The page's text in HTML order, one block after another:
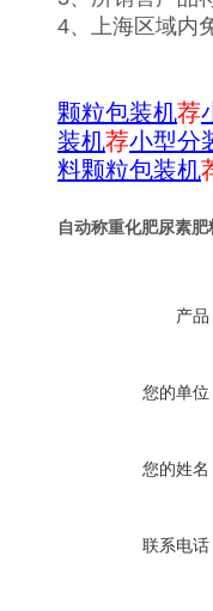
4、上海区域内
颗粒包装机荐
装机荐小型分
料颗粒包装机
自动称重化肥尿素
产品
您的单位
您的姓名
联系电话